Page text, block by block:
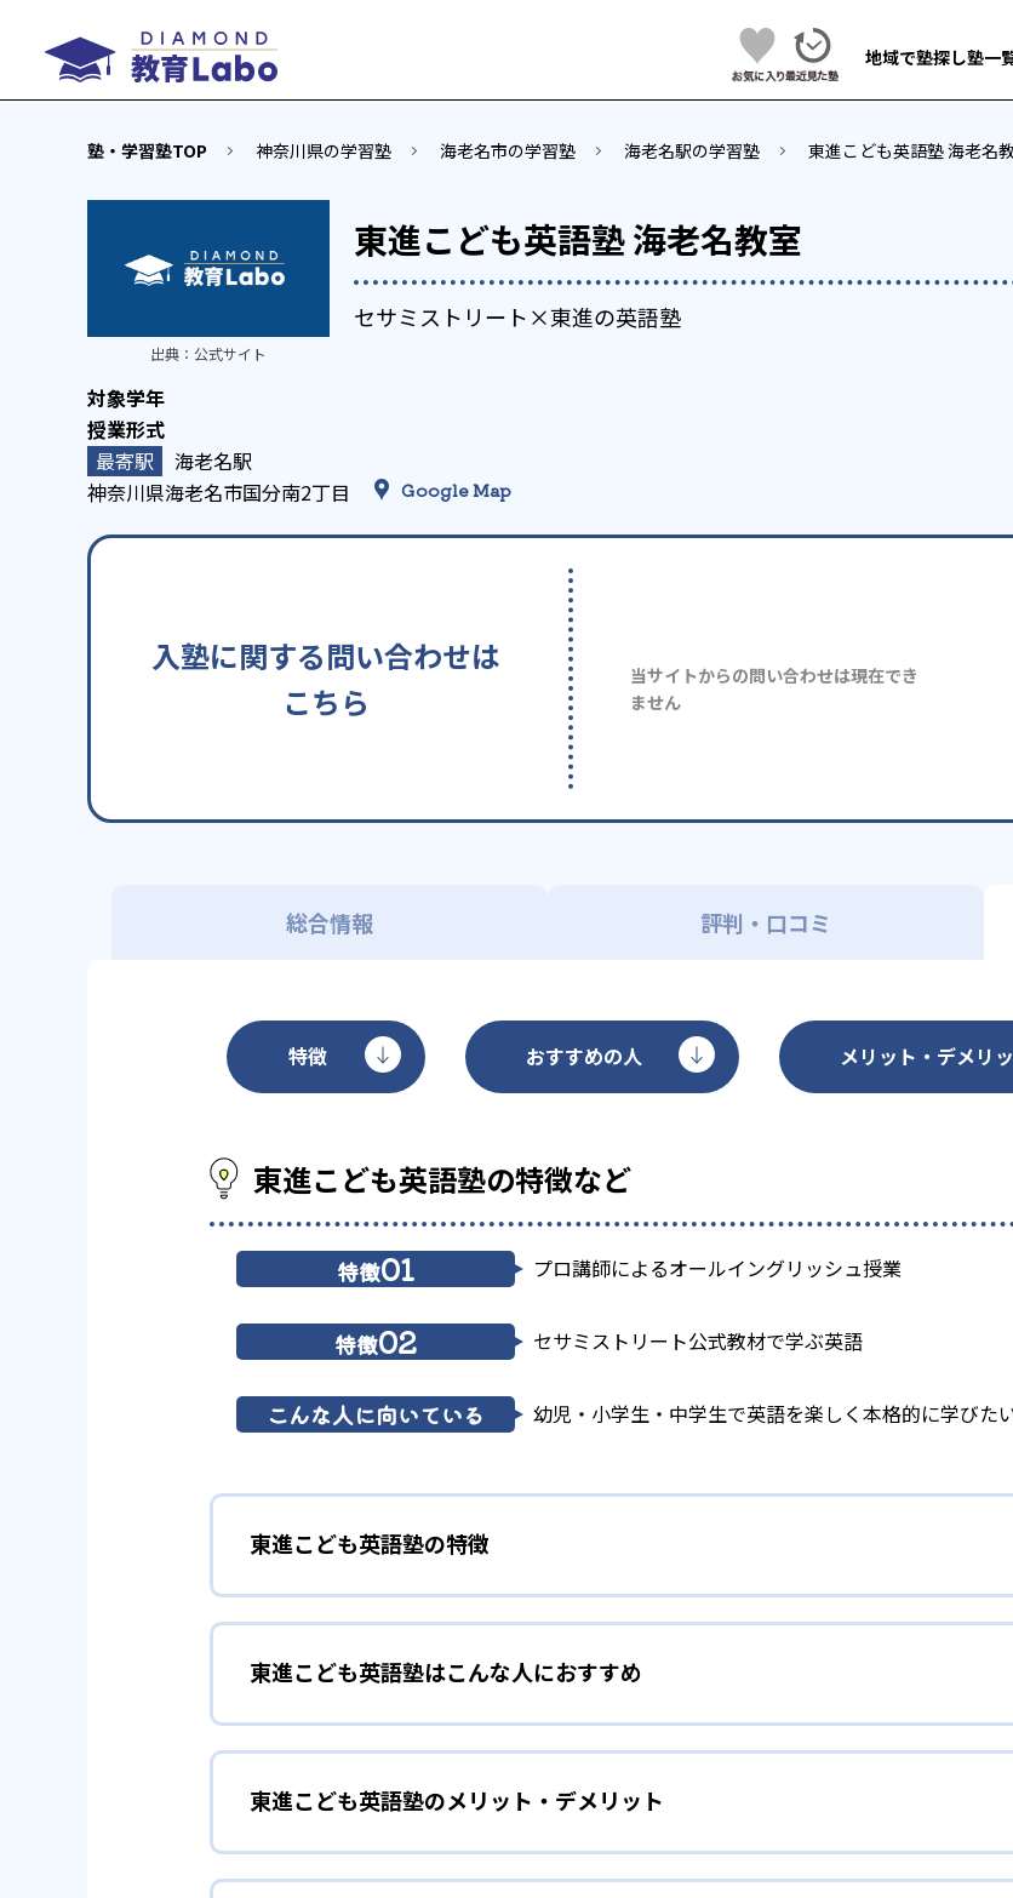
地域で塾探し塾一
塾・学習塾TOP 神奈川県の学習塾 海老名市の学習塾 海老名駅の学習塾 東進こども英語塾 海老名
東進こども英語塾 海老名教室
セサミストリート×東進の英語塾
出典： 公式サイト
海老名駅
神奈川県海老名市国分南2丁目
Google Map
入塾に関する問い合わせは
こちら
当サイトからの問い合わせは現在でき
ません
総合情報 評判・口コミ
特徴 おすすめの人 メリット・デメリ
東進こども英語塾の特徴など
特徴01 プロ講師によるオールイングリッシュ授業
特徴02 セサミストリート公式教材で学ぶ英語
こんな人に向いている 幼児・小学生・中学生で英語を楽しく本格的に学びた
東進こども英語塾の特徴
1 プロ講師によるオールイングリッシュ指導
全てのレッスンをオールイングリッシュで実施。スピーチやグループ発表の機会もある
2 セサミストリート教材を使用
世界中から50年以上愛される「セサミストリート」を使って開発された教材を使用し
る。
東進こども英語塾はこんな人におすすめ
3～6歳向けのKコースでは、初めて英語に触れる幼児が安心して学べるプログラムを
東進こども英語塾のメリット・デメリット